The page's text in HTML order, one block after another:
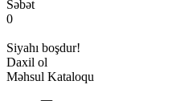
Səbət
0
Siyahı boşdur!
Daxil ol
Məhsul Kataloqu